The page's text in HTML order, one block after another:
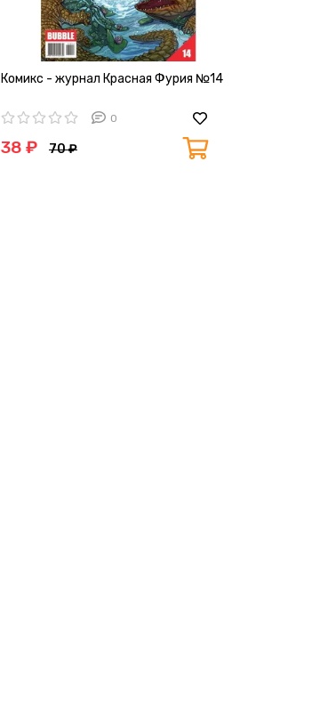
Комикс - журнал Красная Фурия №14
0
38 ₽ 70 ₽